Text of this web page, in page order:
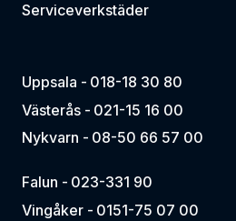
Serviceverkstäder
Uppsala - 018-18 30 80
Västerås - 021-15 16 00
Nykvarn - 08-50 66 57 00
Falun - 023-331 90
Vingåker - 0151-75 07 00